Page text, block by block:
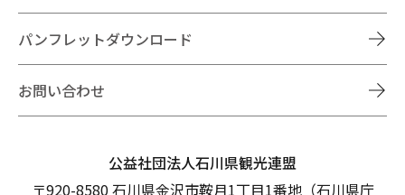
パンフレットダウンロード
お問い合わせ
公益社団法人石川県観光連盟
〒920-8580 石川県金沢市鞍月1丁目1番地（石川県庁